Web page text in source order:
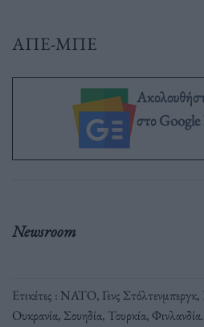
ΑΠΕ-ΜΠΕ
στο
Newsroom
Ετικέτες : NATO, Γενς Στόλτενμπεργκ,
Ουκρανία, Σουηδία, Τουρκία, Φινλανδία.